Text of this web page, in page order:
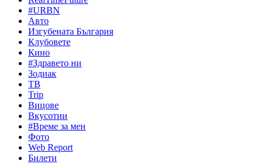
#URBN
Авто
Изгубената България
Клубовете
Кино
#Здравето ни
Зодиак
ТВ
Trip
Вицове
Вкусотии
#Време за мен
Фото
Web Report
Билети